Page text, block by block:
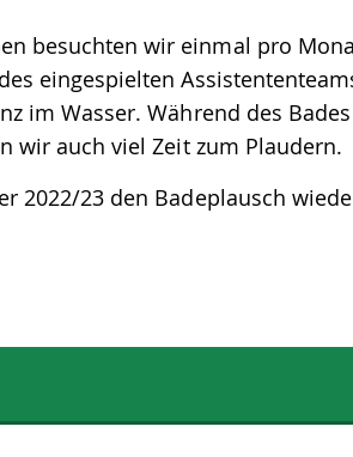
besuchten wir einmal pro
eingespielten
im Wasser. Während des
wir auch viel Zeit zum Plaudern.
2022/23 den Badeplausch